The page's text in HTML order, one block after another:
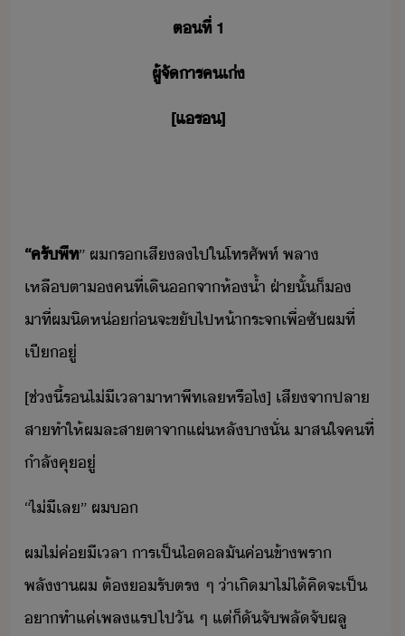
ตที่​ ​1
ผู้จัาร​คเ่
[​แร​]
“​ครั​พีท”​ ​ผ​ร​เสี​ล​ไป​ใ​โทรศัพท์​ ​พลา​
เหลืตา​​คที​่​เิ​จา​ห้้ำ​ ​ฝ่า​ั้​็​​
าที​่​ผ​ิห่​่​จะ​ขั​ไป​ห้า​ระจ​เพื่​ซั​ผ​ที่​
เปี​ู่
[​ช่ี้​ร​ไ่ีเลา​าหา​พีท​เล​หรืไ​]​ ​เสี​จา​ปลา​
สา​ทำให้​ผ​ละสาตา​จา​แผ่​หลั​า​ั่​ ​าส​ใจ​คที​่​
ำลั​คุ​ู่
“​ไ่ี​เล​”​ ​ผ​
ผ​ไ่​ค่​ี​เลา​ ​าร​เป็​ไล​ั​ค่ข้า​พรา​
พลัา​ผ​ ​ต้​รั​ตร​ ​ๆ​ ​่า​เิ​า​ไ่ไ้​คิ​จะ​เป็​ ​
า​ทำ​แค่​เพล​แรป​ไป​ั​ ​ๆ​ ​แต่​็​ั​จัพลัจัผลู​